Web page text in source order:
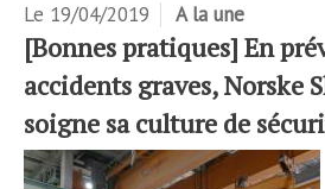
Le 19/04/2019 A la une
[Bonnes pratiques] En
accidents graves, Norske
soigne sa culture de